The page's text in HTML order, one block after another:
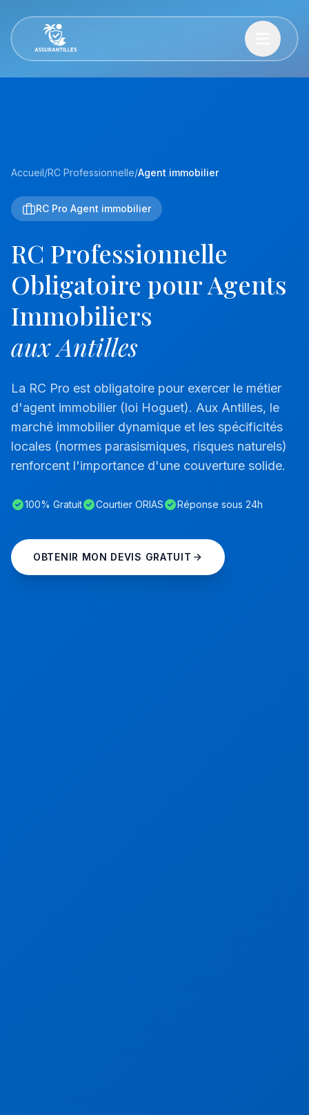
Accueil/RC Professionnelle/Agent immobilier
RC Pro Agent immobilier
RC Professionnelle
Obligatoire pour Agents
Immobiliers
aux Antilles
La RC Pro est obligatoire pour exercer le métier
d'agent immobilier (loi Hoguet). Aux Antilles, le
marché immobilier dynamique et les spécificités
locales (normes parasismiques, risques naturels)
renforcent l'importance d'une couverture solide.
100% Gratuit Courtier ORIAS Réponse sous 24h
OBTENIR MON DEVIS GRATUIT